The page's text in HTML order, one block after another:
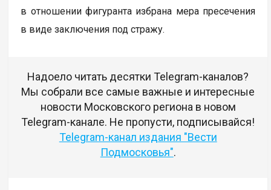
в отношении фигуранта избрана мера пресечения
в виде заключения под стражу.
Надоело читать десятки Telegram-каналов?
Мы собрали все самые важные и интересные
новости Московского региона в новом
Telegram-канале. Не пропусти, подписывайся!
Telegram-канал издания "Вести
Подмосковья".